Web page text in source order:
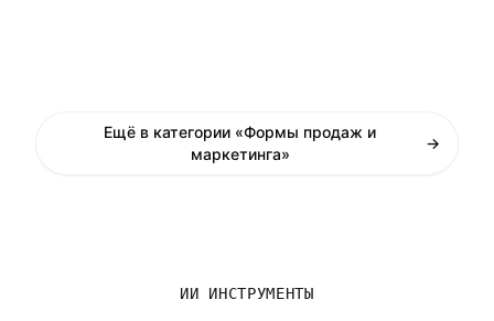
Ещё в категории «Формы продаж и
маркетинга»
→
ИИ ИНСТРУМЕНТЫ